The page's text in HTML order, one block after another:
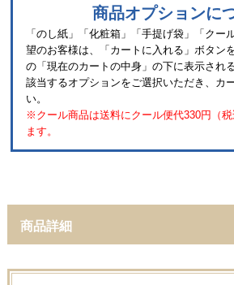
商品オプションに
「のし紙」「化粧箱」「手提げ袋」「クー
望のお客様は、「カートに入れる」ボタン
の「現在のカートの中身」の下に表示され
該当するオプションをご選択いただき、カ
い。
※クール商品は送料にクール便代330円（税
ます。
商品詳細